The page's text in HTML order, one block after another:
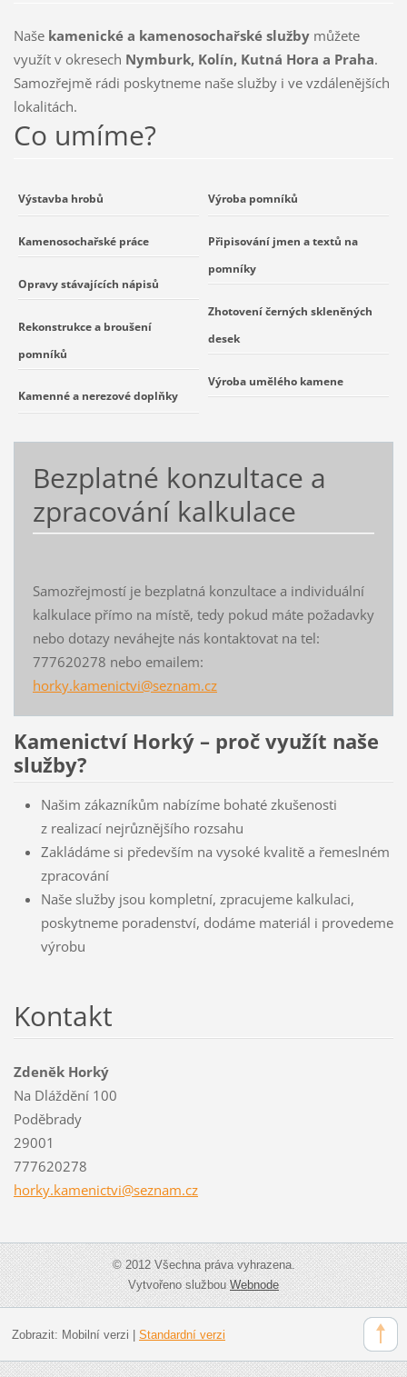
Naše kamenické a kamenosochařské službymůžete
využít v okresech Nymburk, Kolín, Kutná Hora a Praha.
Samozřejmě rádi poskytneme naše služby i ve vzdálenějších
lokalitách.
Co umíme?
Výstavba hrobů
Kamenosochařské práce
Opravy stávajících nápisů
Rekonstrukce a broušení
pomníků
Kamenné a nerezové doplňky
Výroba pomníků
Připisování jmen a textů na
pomníky
Zhotovení černých skleněných
desek
Výroba umělého kamene
Bezplatné konzultace a
zpracování kalkulace
Samozřejmostí je bezplatná konzultace a individuální
kalkulace přímo na místě, tedy pokud máte požadavky
nebo dotazy neváhejte nás kontaktovat na tel:
777620278 nebo emailem:
horky.kamenictvi@seznam.cz
Kamenictví Horký – proč využít naše
služby?
Našim zákazníkům nabízíme bohaté zkušenosti
z realizací nejrůznějšího rozsahu
Zakládáme si především na vysoké kvalitě a řemeslném
zpracování
Naše služby jsou kompletní, zpracujeme kalkulaci,
poskytneme poradenství, dodáme materiál i provedeme
výrobu
Kontakt
Zdeněk Horký
Na Dláždění 100
Poděbrady
29001
777620278
horky.kamenictvi@seznam.cz
© 2012 Všechna práva vyhrazena.
Vytvořeno službouWebnode
Zobrazit: Mobilní verzi Standardní verzi